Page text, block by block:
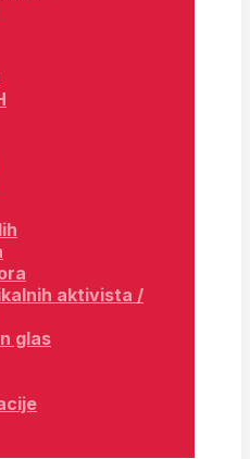
aktivista /
glas